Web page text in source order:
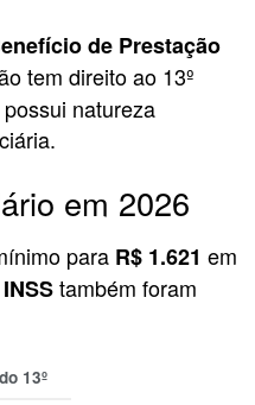
de Prestação
tem direito ao 13º
natureza
em 2026
para R$ 1.621 em
também foram
13º